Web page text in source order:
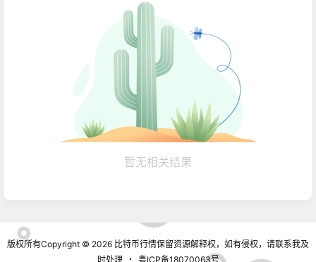
暂无相关结果
版权所有Copyright © 2026 比特币行情保留资源解释权，如有侵权，请联系我及
时处理
・ 粤ICP备18070063号